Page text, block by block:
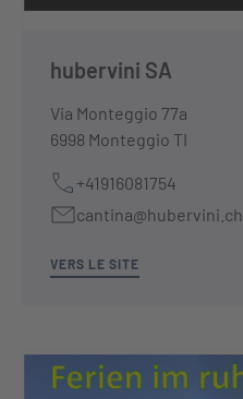
hubervini SA
Via Monteggio 77a
6998 Monteggio TI
+41916081754
cantina@hubervini.ch
VERS LE SITE